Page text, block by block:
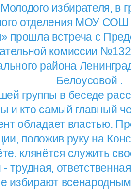
избирателя, в
отделения МОУ СОШ
прошла встреча с
комиссии
района
Белоусовой .
группы в беседе
и кто самый главный
обладает властью.
положив руку на
клянётся служить
трудная,
избирают